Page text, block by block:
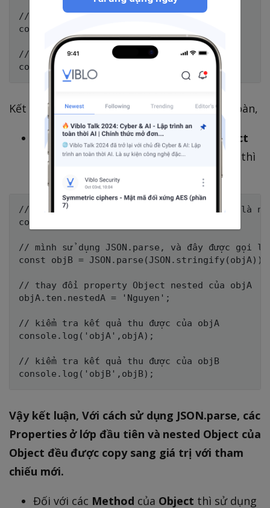
// kiểm tra kết quả thu được của objA
console.log('objA',objA);
// kiểm tra kết quả thu được của objB
Kết quả trả về sẽ 2Object khác nhau hoàn toàn,
Nhưng đối với trường hợp
nested Object
(Object con lồng bên trong Object lớn), thì
sao nhỉ, cùng làm ví dụ và kiểm tra nào :
// Khai báo Object objA có Object nested là
const objA = { ten:{ nestedA:'Tâm' } }
// mình sử dụng JSON.parse, và đây được gọi là
const objB = JSON.parse(JSON.stringify(objA));
// thay đổi property Object nested của objA
objA.ten.nestedA = 'Nguyen';
// kiểm tra kết quả thu được của objA
console.log('objA',objA);
// kiểm tra kết quả thu được của objB
Vậy kết luận, Với cách sử dụng JSON.parse, các
Properties ở lớp đầu tiên và nested Object của
Object đều được copy sang giá trị với tham
chiếu mới.
Đối với các Method của Object thì sử dụng